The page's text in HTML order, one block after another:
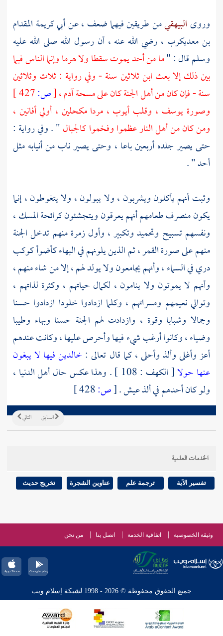
وروى البيهقيمن طريقين فيهما ضعف ، عنأبي كريمة المقدام
بن معديكرب ، رضي الله عنه ، أن رسول الله صلى الله عليه
وسلم قال : "ما من أحد يموت سقطا ولا هرما وإنما الناس فيما
بين ذلك إلا بعث ابن ثلاثين سنة - وفي رواية : ثلاث وثلاثين
سنة - فإن كان من أهل الجنة كان على مسحةآدم ،[ص:
وصورة يوسف ، وقلب أيوب ، مردا مكحلين ، أولي أفانين ،
ومن كان من أهل النار عظموا وفخموا كالجبال" . وفي رواية :
حتى يصير جلده أربعين باعا ، وحتى يصير ناب من أنيابه مثل
أحد " .
وثبت أنهم يأكلون ويشربون ، ولا يبولون ، ولا يتغوطون ، إنما
يكون منصرف طعامهم أنهم يعرقون ويتجشئون كرائحة المسك ،
ونفسهم تسبيح وتحميد وتكبير ، وأول زمرة منهم تدخل الجنة
منهم على صورة القمر ، ثم الذين يلونهم في البهاء كأضوأ كوكب
دري في السماء ، وأنهم يجامعون ولا يولد لهم ، إلا من شاء منهم ،
وأنهم لا يموتون ولا ينامون ، لكمال حياتهم ، وكثرة لذاتهم ،
وتوالي نعيمهم ومسراتهم ، وكلما ازدادوا خلودا ازدادوا حسنا
وجمالا وشبابا وقوة ، وازدادت لهم الجنة حسنا وبهاء وطيبا
وضياء ، وكانوا أرغب شيء فيها وأحرص عليها ، وكانت عندهم
أعز وأغلى وألذ وأحلى ، كما قال تعالى : خالدين فيها لا يبغون
عنها حولا
[ الكهف : 108 ] . وهذا عكس حال أهل الدنيا ،
ولو كان أحدهم في ألذ عيش .[ص:
التالي السابق
الخدمات العلمية
تفسير الآية ترجمة علم عناوين الشجرة تخريج حديث
وثيقة الخصوصية اتفاقية الخدمة اتصل بنا من نحن
جميع الحقوق محفوظة © 2026 - 1998 لشبكة إسلام ويب